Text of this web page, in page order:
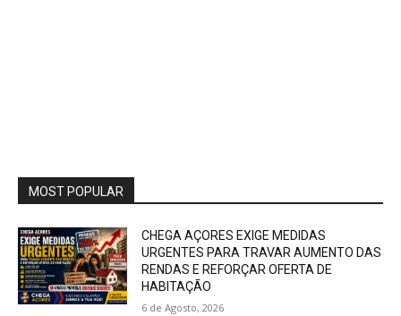
MOST POPULAR
CHEGA AÇORES EXIGE MEDIDAS
URGENTES PARA TRAVAR AUMENTO DAS
RENDAS E REFORÇAR OFERTA DE
HABITAÇÃO
6 de Agosto, 2026